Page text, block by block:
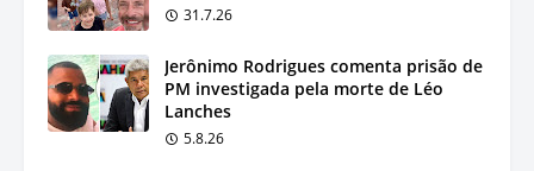
31.7.26
Jerônimo Rodrigues comenta prisão de
PM investigada pela morte de Léo
Lanches
5.8.26